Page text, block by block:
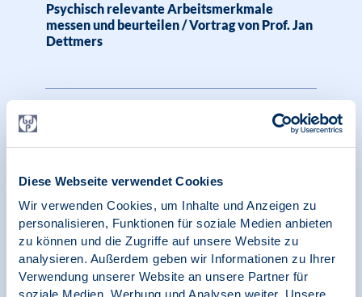
Diese Webseite verwendet Cookies
Wir verwenden Cookies, um Inhalte und Anzeigen zu
personalisieren, Funktionen für soziale Medien anbieten
zu können und die Zugriffe auf unsere Website zu
analysieren. Außerdem geben wir Informationen zu Ihrer
Verwendung unserer Website an unsere Partner für
soziale Medien, Werbung und Analysen weiter. Unsere
Psychisch relevante Arbeitsmerkmale
messen und beurteilen / Vortrag von Prof. Jan
Dettmers
Raus aus der Spirale der Einsamkeit – aber
wie?, BDP, Echo
10.12.2024
Initiative Arbeitsschutz | Aufzeichnung